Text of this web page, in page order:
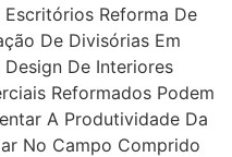
Reforma De
De Divisórias Em
De Interiores
Reformados Podem
A Produtividade Da
No Campo Comprido